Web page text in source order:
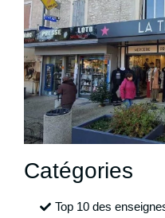
Catégories
Top 10 des